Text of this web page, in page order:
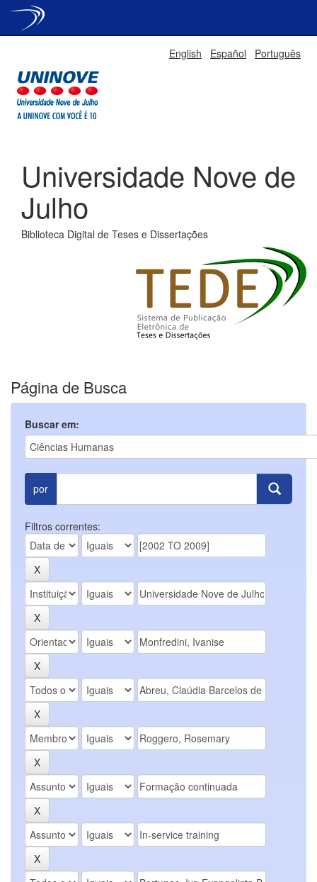
English Español Português
Universidade Nove de
Julho
Biblioteca Digital de Teses e Dissertações
Página de Busca
Buscar em:
por
Filtros correntes: